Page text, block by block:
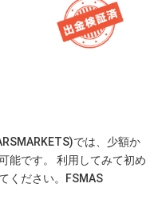
では、少額か
能です。 利用してみて初め
ください。FSMAS